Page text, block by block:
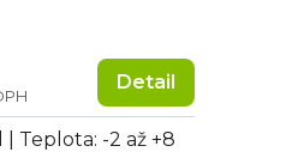
Detail
Teplota: -2 až +8